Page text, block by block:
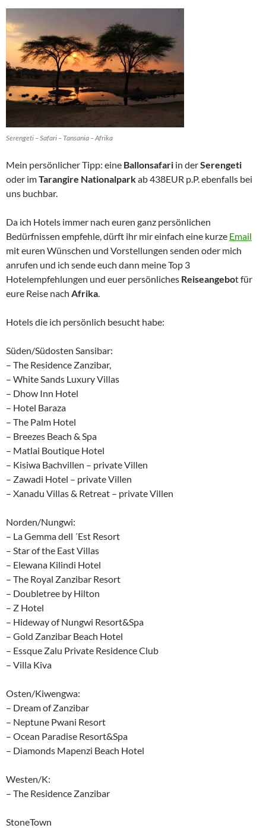
Serengeti – Safari – Tansania – Afrika
Mein persönlicher Tipp: eine Ballonsafari in derSerengeti
oder imTarangire Nationalparkab 438EUR p.P. ebenfalls bei
uns buchbar.
Da ich Hotels immer nach euren ganz persönlichen
Bedürfnissen empfehle, dürft ihr mir einfach eine kurze Email
mit euren Wünschen und Vorstellungen senden oder mich
anrufen und ich sende euch dann meine Top 3
Hotelempfehlungen und euer persönliches Reiseangebot für
eure Reise nach Afrika.
Hotels die ich persönlich besucht habe:
Süden/Südosten Sansibar:
– The Residence Zanzibar,
– White Sands Luxury Villas
– Dhow Inn Hotel
– Hotel Baraza
– The Palm Hotel
– Breezes Beach & Spa
– Matlai Boutique Hotel
– Kisiwa Bachvillen – private Villen
– Zawadi Hotel – private Villen
– Xanadu Villas & Retreat – private Villen
Norden/Nungwi:
– La Gemma dell ´Est Resort
– Star of the East Villas
– Elewana Kilindi Hotel
– The Royal Zanzibar Resort
– Doubletree by Hilton
– Z Hotel
– Hideway of Nungwi Resort&Spa
– Gold Zanzibar Beach Hotel
– Essque Zalu Private Residence Club
– Villa Kiva
Osten/Kiwengwa:
– Dream of Zanzibar
– Neptune Pwani Resort
– Ocean Paradise Resort&Spa
– Diamonds Mapenzi Beach Hotel
Westen/K:
– The Residence Zanzibar
StoneTown